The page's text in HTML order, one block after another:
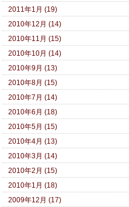
2011年1月 (19)
2010年12月 (14)
2010年11月 (15)
2010年10月 (14)
2010年9月 (13)
2010年8月 (15)
2010年7月 (14)
2010年6月 (18)
2010年5月 (15)
2010年4月 (13)
2010年3月 (14)
2010年2月 (15)
2010年1月 (18)
2009年12月 (17)